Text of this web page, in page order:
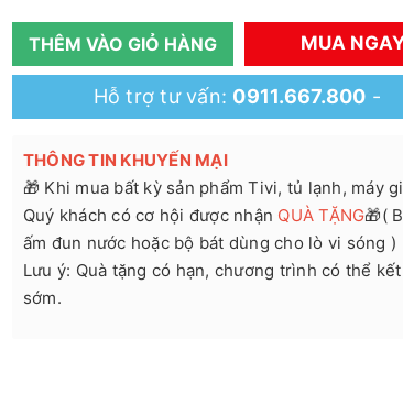
THÊM VÀO GIỎ HÀNG MUA
Hỗ trợ tư vấn: 0911.667.800 -
THÔNG TIN KHUYẾN MẠI
🎁 Khi mua bất kỳ sản phẩm Tivi, tủ lạnh, máy
Quý khách có cơ hội được nhận QUÀ TẶNG🎁(
ấm đun nước hoặc bộ bát dùng cho lò vi sóng )
Lưu ý: Quà tặng có hạn, chương trình có thể
sớm.